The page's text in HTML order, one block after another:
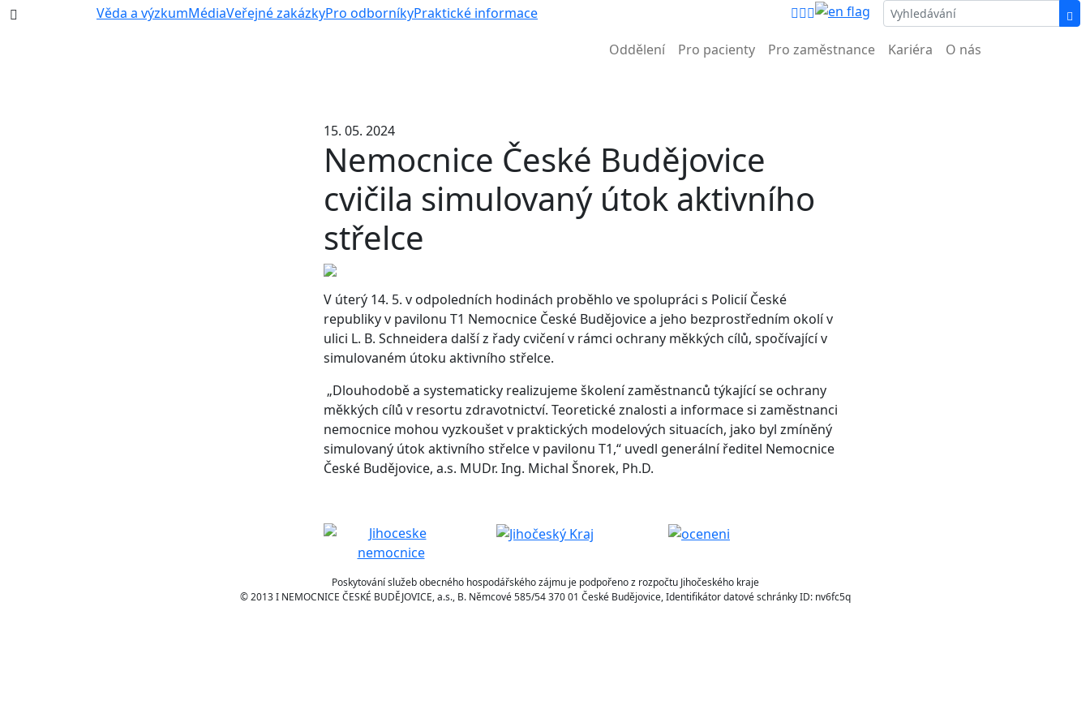
Věda a výzkumMédiaVeřejné zakázkyPro odborníkyPraktické informace
Oddělení Pro pacienty Pro zaměstnance Kariéra O nás
15. 05. 2024
Nemocnice České Budějovice
cvičila simulovaný útok aktivního
střelce
V úterý 14. 5. v odpoledních hodinách proběhlo ve spolupráci s Policií České
republiky v pavilonu T1 Nemocnice České Budějovice a jeho bezprostředním okolí v
ulici L. B. Schneidera další z řady cvičení v rámci ochrany měkkých cílů, spočívající v
simulovaném útoku aktivního střelce.
„Dlouhodobě a systematicky realizujeme školení zaměstnanců týkající se ochrany
měkkých cílů v resortu zdravotnictví. Teoretické znalosti a informace si zaměstnanci
nemocnice mohou vyzkoušet v praktických modelových situacích, jako byl zmíněný
simulovaný útok aktivního střelce v pavilonu T1,“ uvedl generální ředitel Nemocnice
České Budějovice, a.s. MUDr. Ing. Michal Šnorek, Ph.D.
Poskytování služeb obecného hospodářského zájmu je podpořeno z rozpočtu Jihočeského kraje
© 2013 I NEMOCNICE ČESKÉ BUDĚJOVICE, a.s., B. Němcové 585/54 370 01 České Budějovice, Identifikátor datové schránky ID: nv6fc5q